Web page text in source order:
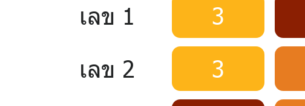
เลข 1
3
เลข 2
3